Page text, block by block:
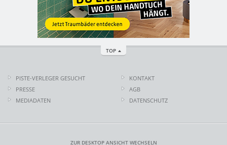
TOP
PISTE-VERLEGER GESUCHT
PRESSE
MEDIADATEN
KONTAKT
AGB
DATENSCHUTZ
ZUR DESKTOP ANSICHT WECHSELN